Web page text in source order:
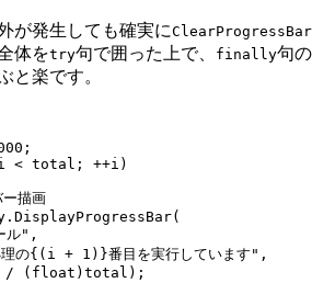
が発生しても確実にClearProgressBar
体をtry句で囲った上で、 finally句の
と楽です。
;
< total; ++i)
描画
. DisplayProgressBar(
ル" ,
の{( i + 1 )}番目を実行しています " ,
/ ( float )total);